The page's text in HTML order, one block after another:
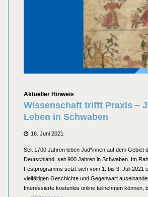
Kategorien
Aktueller Hinweis
Wissenschaft trifft Praxis –
Leben in Schwaben
Posted
16. Juni 2021
Seit 1700 Jahren leben Jüd*innen auf dem Gebiet
Deutschland, seit 900 Jahren in Schwaben. Im
Festprogramms setzt sich vom 1. bis 3. Juli 2021
vielfältigen Geschichte und Gegenwart
Interessierte kostenlos online teilnehmen können,